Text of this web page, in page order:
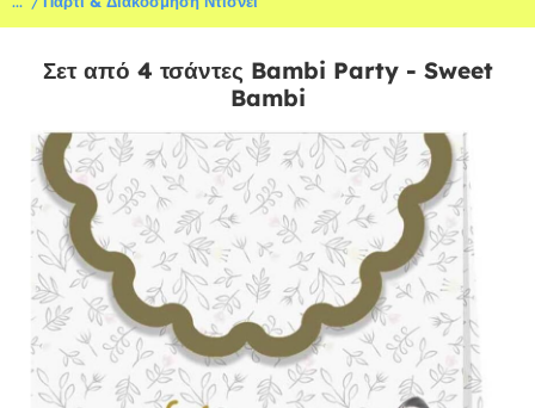
Σετ από 4 τσάντες Bambi Party - Sweet
Bambi